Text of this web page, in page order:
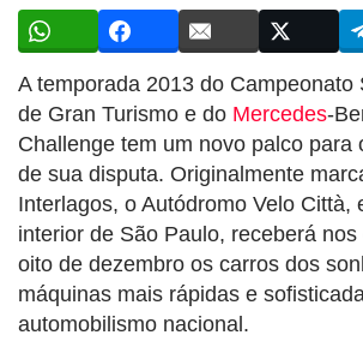
A temporada 2013 do Campeonato
de Gran Turismo e do Mercedes-
Challenge tem um novo palco para
de sua disputa. Originalmente
Interlagos, o Autódromo Velo Città,
interior de São Paulo, receberá
oito de dezembro os carros dos
máquinas mais rápidas e
automobilismo nacional.